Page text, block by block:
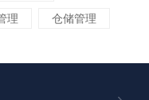
理 仓储管理